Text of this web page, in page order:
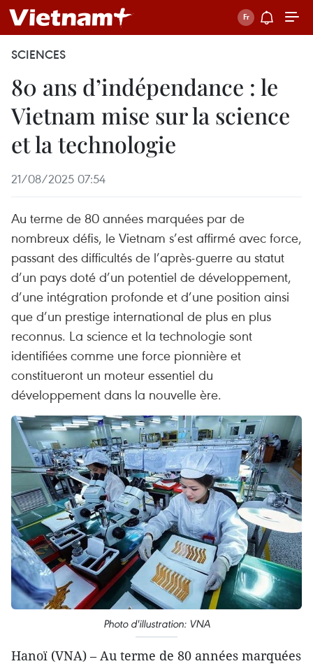
SCIENCES
80 ans d’indépendance : le
Vietnam mise sur la science
et la technologie
21/08/2025 07:54
Au terme de 80 années marquées par de
nombreux défis, le Vietnam s’est affirmé avec force,
passant des difficultés de l’après-guerre au statut
d’un pays doté d’un potentiel de développement,
d’une intégration profonde et d’une position ainsi
que d’un prestige international de plus en plus
reconnus. La science et la technologie sont
identifiées comme une force pionnière et
constitueront un moteur essentiel du
développement dans la nouvelle ère.
Photo d'illustration: VNA
Hanoï (VNA) – Au terme de 80 années marquées